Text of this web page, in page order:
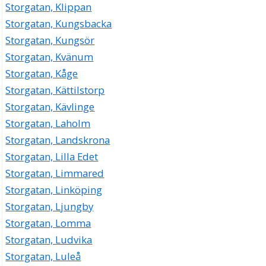
Storgatan, Klippan
Storgatan, Kungsbacka
Storgatan, Kungsör
Storgatan, Kvänum
Storgatan, Kåge
Storgatan, Kättilstorp
Storgatan, Kävlinge
Storgatan, Laholm
Storgatan, Landskrona
Storgatan, Lilla Edet
Storgatan, Limmared
Storgatan, Linköping
Storgatan, Ljungby
Storgatan, Lomma
Storgatan, Ludvika
Storgatan, Luleå